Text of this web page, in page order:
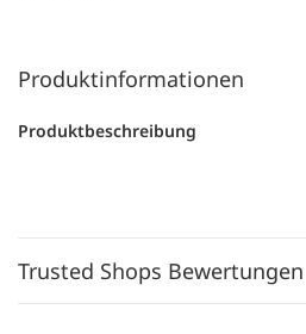
Produktinformationen
Produktbeschreibung
Trusted Shops Bewertungen